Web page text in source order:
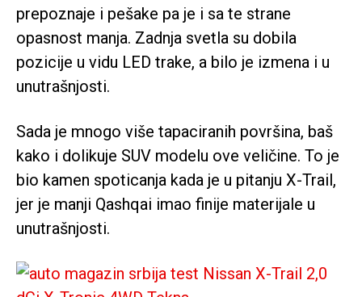
prepoznaje i pešake pa je i sa te strane
opasnost manja. Zadnja svetla su dobila
pozicije u vidu LED trake, a bilo je izmena i u
unutrašnjosti.
Sada je mnogo više tapaciranih površina, baš
kako i dolikuje SUV modelu ove veličine. To je
bio kamen spoticanja kada je u pitanju X-Trail,
jer je manji Qashqai imao finije materijale u
unutrašnjosti.